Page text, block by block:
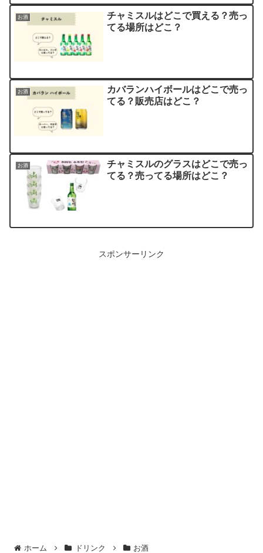
お酒
チャミスルはどこで買える？売っ
てる場所はどこ？
お酒
カバランハイボールはどこで売っ
てる？販売店はどこ？
お酒
チャミスルのグラスはどこで売っ
てる？売ってる場所はどこ？
スポンサーリンク
ホーム ドリンク お酒